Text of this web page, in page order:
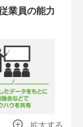
業員の能力